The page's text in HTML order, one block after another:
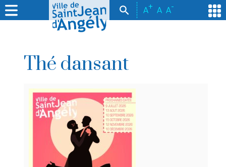
A+ A A-
Thé dansant